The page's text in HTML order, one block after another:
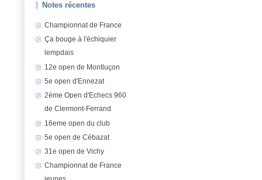
Notes récentes
Championnat de France
Ça bouge à l'échiquier
lempdais
12e open de Montluçon
5e open d'Ennezat
2ème Open d'Echecs 960
de Clermont-Ferrand
16eme open du club
5e open de Cébazat
31e open de Vichy
Championnat de France